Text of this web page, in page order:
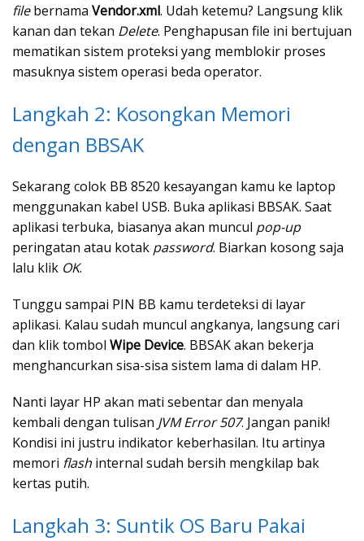
filebernama Vendor.xml. Udah ketemu? Langsung klik
kanan dan tekan Delete. Penghapusan file ini bertujuan
mematikan sistem proteksi yang memblokir proses
masuknya sistem operasi beda operator.
Langkah 2: Kosongkan Memori
dengan BBSAK
Sekarang colok BB 8520 kesayangan kamu ke laptop
menggunakan kabel USB. Buka aplikasi BBSAK. Saat
aplikasi terbuka, biasanya akan muncul pop-up
peringatan atau kotak password. Biarkan kosong saja
lalu klik OK.
Tunggu sampai PIN BB kamu terdeteksi di layar
aplikasi. Kalau sudah muncul angkanya, langsung cari
dan klik tombol Wipe Device. BBSAK akan bekerja
menghancurkan sisa-sisa sistem lama di dalam HP.
Nanti layar HP akan mati sebentar dan menyala
kembali dengan tulisan JVM Error 507. Jangan panik!
Kondisi ini justru indikator keberhasilan. Itu artinya
memori flash internal sudah bersih mengkilap bak
kertas putih.
Langkah 3: Suntik OS Baru Pakai